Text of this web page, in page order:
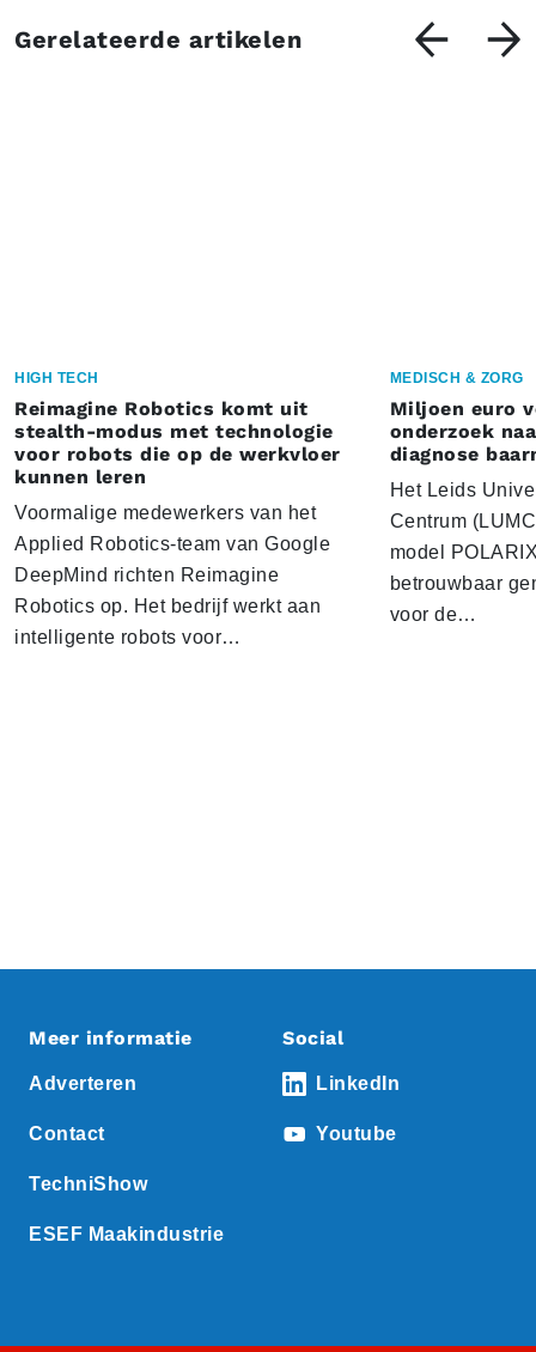
Gerelateerde artikelen
HIGH TECH
Reimagine Robotics komt uit
stealth-modus met technologie
voor robots die op de werkvloer
kunnen leren
Voormalige medewerkers van het
Applied Robotics-team van Google
DeepMind richten Reimagine
Robotics op. Het bedrijf werkt aan
intelligente robots voor…
MEDISCH & ZORG
Miljoen euro
onderzoek
diagnose
Het Leids
Centrum
model
betrouwbaar
voor de…
Meer informatie
Adverteren
Contact
TechniShow
ESEF Maakindustrie
Social
LinkedIn
Youtube